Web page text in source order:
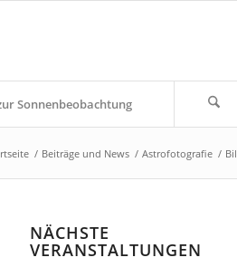
Sonnenbeobachtung
/ Beiträge und News / Astrofotografie /
NÄCHSTE
VERANSTALTUNGEN